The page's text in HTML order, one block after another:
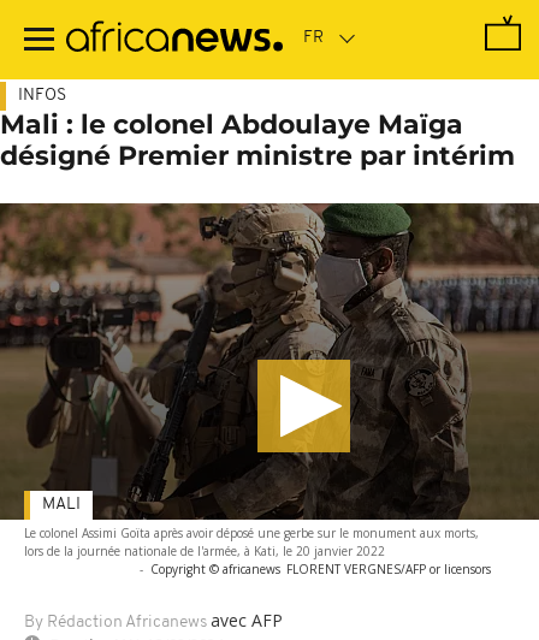
contenu
INFOS
Mali : le colonel Abdoulaye Maïga
désigné Premier ministre par intérim
Le colonel Assimi Goïta après avoir déposé une gerbe sur le monument aux morts,
lors de la journée nationale de l'armée, à Kati, le 20 janvier 2022
- Copyright © africanews FLORENT VERGNES/AFP or licensors
By Rédaction Africanews avec AFP
MALI